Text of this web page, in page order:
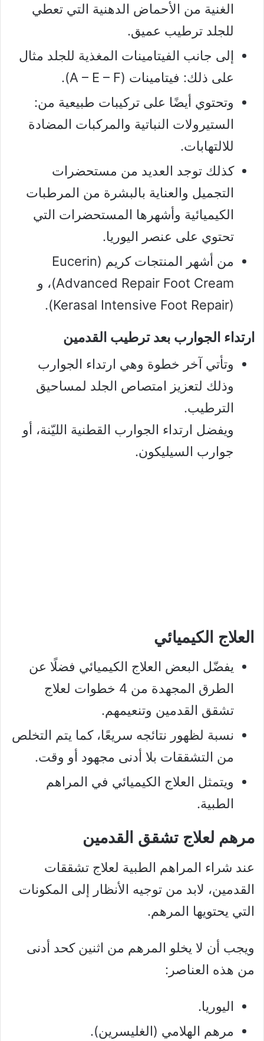
الغنية من الأحماض الدهنية التي تعطي
للجلد ترطيب عميق.
إلى جانب الفيتامينات المغذية للجلد مثال
على ذلك: فيتامينات (A – E – F).
وتحتوي أيضًا على تركيبات طبيعية من:
الستيرولات النباتية والمركبات المضادة
للالتهابات.
كذلك توجد العديد من مستحضرات
التجميل والعناية بالبشرة من المرطبات
الكيميائية وأشهرها المستحضرات التي
تحتوي على عنصر اليوريا.
من أشهر المنتجات كريم (Eucerin
Advanced Repair Foot Cream)، و
(Kerasal Intensive Foot Repair).
ارتداء الجوارب بعد ترطيب القدمين
وتأتي آخر خطوة وهي ارتداء الجوارب
وذلك لتعزيز امتصاص الجلد لمساحيق
الترطيب.
ويفضل ارتداء الجوارب القطنية الليّنة، أو
جوارب السيليكون.
العلاج الكيميائي
يفضّل البعض العلاج الكيميائي فضلًا عن
الطرق المجهدة من 4 خطوات لعلاج
تشقق القدمين وتنعيمهم.
نسبة لظهور نتائجه سريعًا، كما يتم التخلص
من التشققات بلا أدنى مجهود أو وقت.
ويتمثل العلاج الكيميائي في المراهم
الطبية.
مرهم لعلاج تشقق القدمين
عند شراء المراهم الطبية لعلاج تشققات
القدمين، لابد من توجيه الأنظار إلى المكونات
التي يحتويها المرهم.
ويجب أن لا يخلو المرهم من اثنين كحد أدنى
من هذه العناصر:
اليوريا.
مرهم الهلامي (الغليسرين).